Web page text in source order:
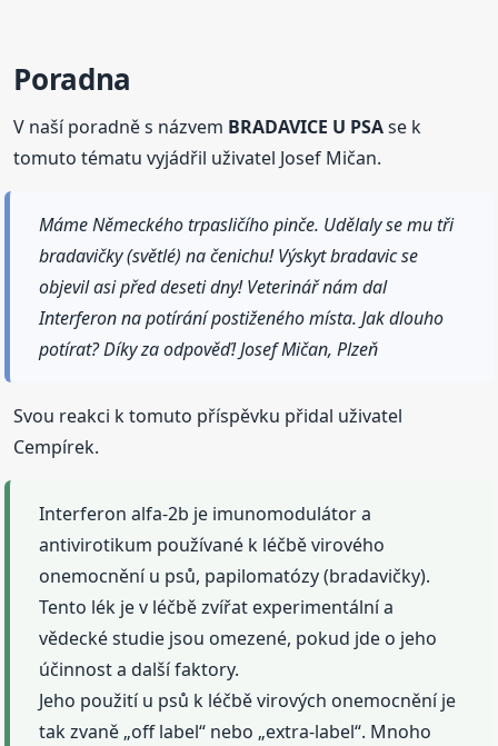
Poradna
V naší poradně s názvem BRADAVICE U PSAse k
tomuto tématu vyjádřil uživatel Josef Mičan.
Máme Německého trpasličího pinče. Udělaly se mu tři
bradavičky (světlé) na čenichu! Výskyt bradavic se
objevil asi před deseti dny! Veterinář nám dal
Interferon na potírání postiženého místa. Jak dlouho
potírat? Díky za odpověď! Josef Mičan, Plzeň
Svou reakci k tomuto příspěvku přidal uživatel
Cempírek.
Interferon alfa-2b je imunomodulátor a
antivirotikum používané k léčbě virového
onemocnění u psů, papilomatózy (bradavičky).
Tento lék je v léčbě zvířat experimentální a
vědecké studie jsou omezené, pokud jde o jeho
účinnost a další faktory.
Jeho použití u psů k léčbě virových onemocnění je
tak zvaně „off label“ nebo „extra-label“. Mnoho